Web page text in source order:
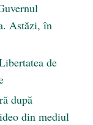
Astăzi, în
de
după
din mediul